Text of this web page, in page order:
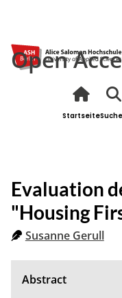
Open
Startseite
Evaluation
"Housing
Susanne Gerull